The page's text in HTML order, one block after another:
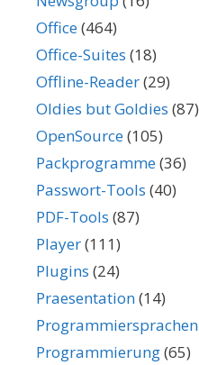
Office(464)
Office-Suites (18)
Offline-Reader(29)
Oldies but Goldies (87)
OpenSource(105)
Packprogramme(36)
Passwort-Tools (40)
PDF-Tools (87)
Player(111)
Plugins (24)
Praesentation(14)
Programmiersprachen
Programmierung(65)